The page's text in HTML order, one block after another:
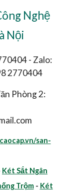
Nghệ
Nội
- Zalo:
2770404
Phòng 2:
san-
Két Sắt Ngân
Trộm- Két